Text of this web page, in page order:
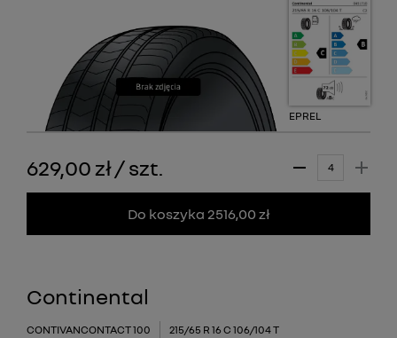
EPREL
629,00 zł/szt.
Do koszyka 2516,00 zł
Continental
CONTIVANCONTACT 100 215/65 R 16 C 106/104 T